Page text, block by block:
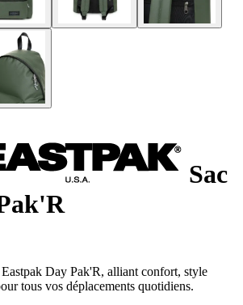
Sac
Day Pak'R, alliant confort, style
tous vos déplacements quotidiens.